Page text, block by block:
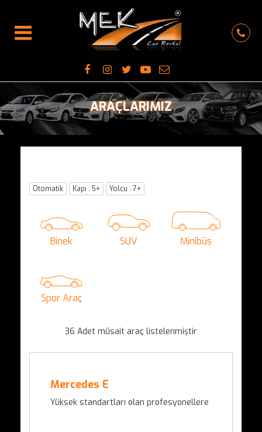
ARAÇLARIMIZ
Otomatik Kapı : 5+ Yolcu : 7+
Binek SUV Minibüs
Spor Araç
36 Adet müsait araç listelenmiştir
Mercedes E
Yüksek standartları olan profesyonellere